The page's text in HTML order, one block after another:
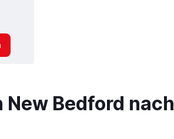
Bedford nach